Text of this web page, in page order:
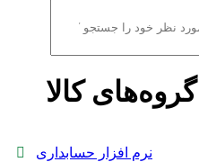
کالا
نرم افزار حسابداری